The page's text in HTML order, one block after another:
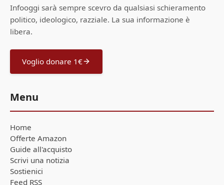
Infooggi sarà sempre scevro da qualsiasi schieramento
politico, ideologico, razziale. La sua informazione è
libera.
Voglio donare 1€
Menu
Home
Offerte Amazon
Guide all'acquisto
Scrivi una notizia
Sostienici
Feed RSS